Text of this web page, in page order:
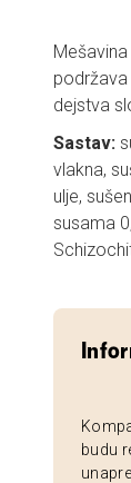
dejstva
Sastav:
vlakna,
ulje,
susama
budu